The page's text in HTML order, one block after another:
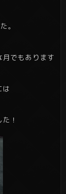
。
でもあります
は
！